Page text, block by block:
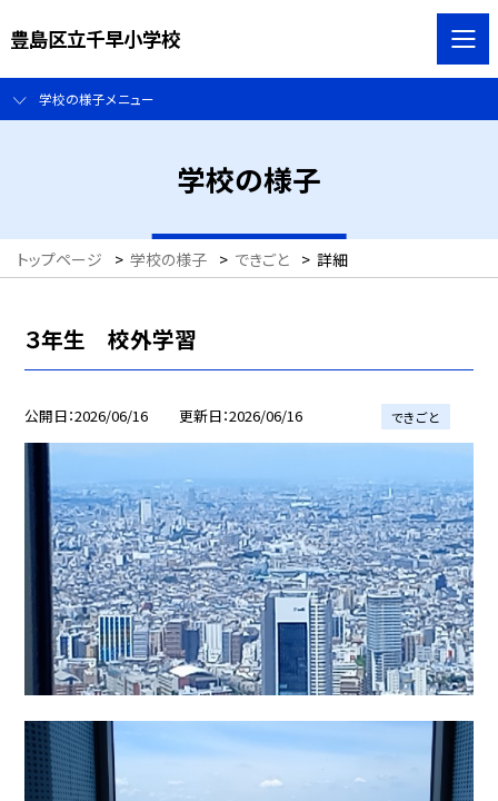
豊島区立千早小学校
学校の様子メニュー
学校の様子
トップページ > 学校の様子 > できごと > 詳細
３年生 校外学習
公開日 2026/06/16 更新日 2026/06/16 できごと